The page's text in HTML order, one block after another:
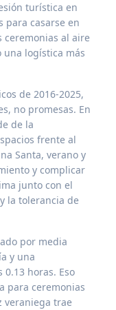
turística en
para casarse en
ceremonias al aire
logística más
de 2016-2025,
no promesas. En
de la
frente al
Santa, verano y
y complicar
junto con el
la tolerancia de
por media
y una
horas. Eso
para ceremonias
veraniega trae